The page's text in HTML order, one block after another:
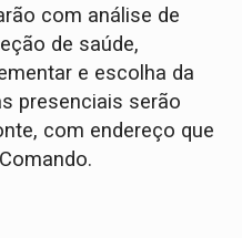
com análise de
de saúde,
e escolha da
presenciais serão
com endereço que